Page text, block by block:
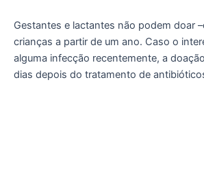
Gestantes e lactantes não podem doar
crianças a partir de um ano. Caso o
alguma infecção recentemente, a
dias depois do tratamento de